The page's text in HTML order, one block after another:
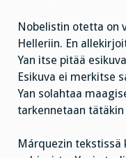
Nobelistin otetta on
Helleriin. En
Yan itse pitää
Esikuva ei merkitse
Yan solahtaa
tarkennetaan
Márquezin tekstissä